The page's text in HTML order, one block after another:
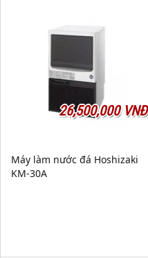
26,500,000 VNĐ
Máy làm nước đá Hoshizaki
KM-30A